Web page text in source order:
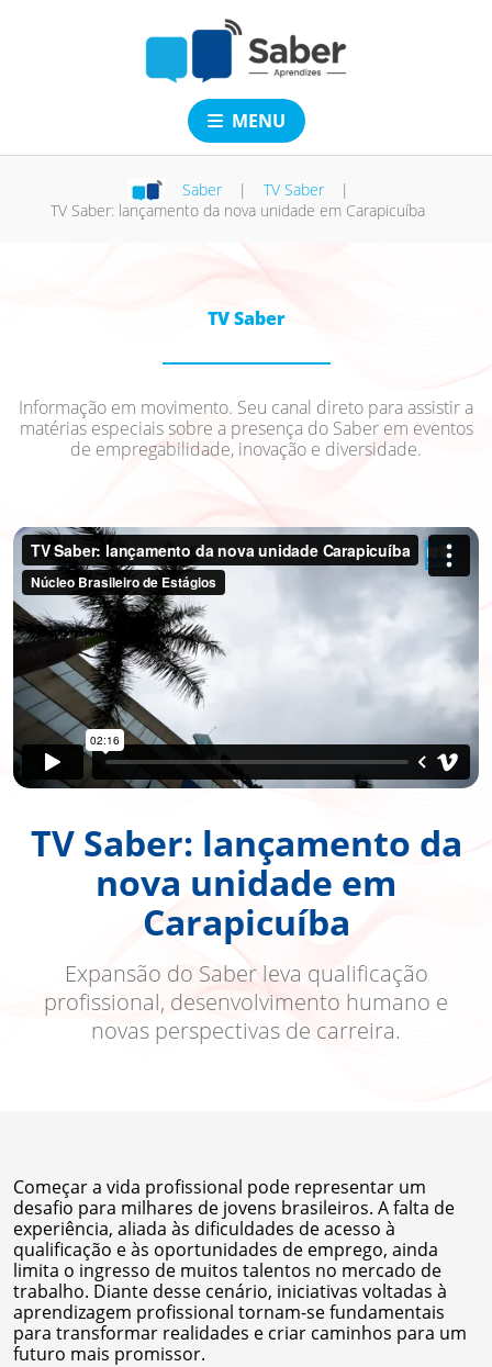
MENU
Saber | TV Saber
|
TV Saber: lançamento da nova unidade em Carapicuíba
TV Saber
Informação em movimento. Seu canal direto para assistir a
matérias especiais sobre a presença do Saber em eventos
de empregabilidade, inovação e diversidade.
TV Saber: lançamento da
nova unidade em
Carapicuíba
Expansão do Saber leva qualificação
profissional, desenvolvimento humano e
novas perspectivas de carreira.
Começar a vida profissional pode representar um
desafio para milhares de jovens brasileiros. A falta de
experiência, aliada às dificuldades de acesso à
qualificação e às oportunidades de emprego, ainda
limita o ingresso de muitos talentos no mercado de
trabalho. Diante desse cenário, iniciativas voltadas à
aprendizagem profissional tornam-se fundamentais
para transformar realidades e criar caminhos para um
futuro mais promissor.